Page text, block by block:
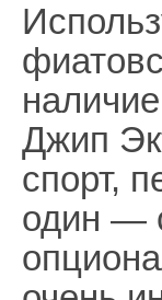
Джип
спорт,
один —